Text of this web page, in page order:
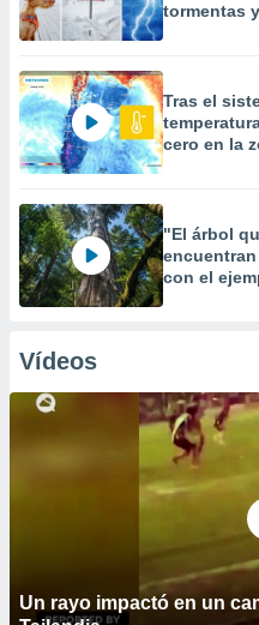
tormentas
Tras el
cero en la
"El árbol
con el
Vídeos
Un rayo impactó en un